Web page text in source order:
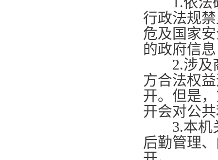
行政法规
危及国家
的政府信
2.涉及
方合法权
开。但是
开会对公
3.本机
后勤管理